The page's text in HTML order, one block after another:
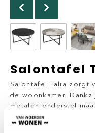
Salontafel
Salontafel Talia zorgt
de woonkamer.
metalen onderstel
leuke van deze
kunt u bijvoorbeeld